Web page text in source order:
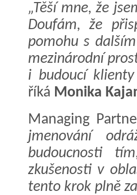
„Těší mne, že
Doufám, že
pomohu s
mezinárodní
i budoucí
říká Monika
Managing
jmenování
budoucnosti
zkušenosti v
tento krok plně